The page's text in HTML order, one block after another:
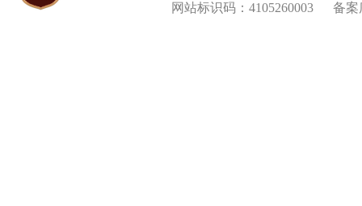
网站标识码：4105260003 备案